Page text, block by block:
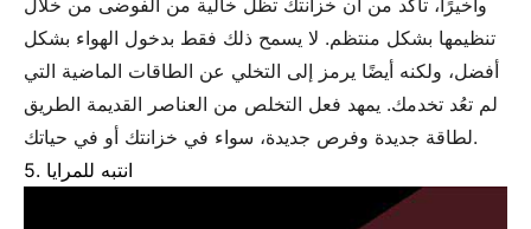
وأخيرًا، تأكد من أن خزانتك تظل خالية من الفوضى من خلال
تنظيمها بشكل منتظم. لا يسمح ذلك فقط بدخول الهواء بشكل
أفضل، ولكنه أيضًا يرمز إلى التخلي عن الطاقات الماضية التي
لم تعُد تخدمك. يمهد فعل التخلص من العناصر القديمة الطريق
لطاقة جديدة وفرص جديدة، سواء في خزانتك أو في حياتك.
5. انتبه للمرايا